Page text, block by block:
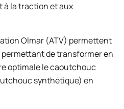
la traction et aux
Olmar (ATV) permettent
permettant de transformer en
optimale le caoutchouc
synthétique) en